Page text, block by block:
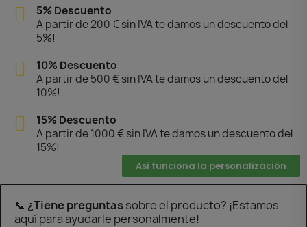
5% Descuento
A partir de 200 € sin IVA te damos un descuento del
5%!
10% Descuento
A partir de 500 € sin IVA te damos un descuento del
10%!
15% Descuento
A partir de 1000 € sin IVA te damos un descuento del
15%!
Así funciona la personalización
📞 ¿Tiene preguntassobre el producto? ¡Estamos
aquí para ayudarle personalmente!